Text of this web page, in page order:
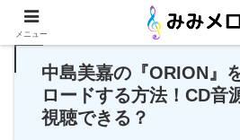
PR
中島美嘉の『ORION』
ロードする方法！CD音
視聴できる？
メニュー